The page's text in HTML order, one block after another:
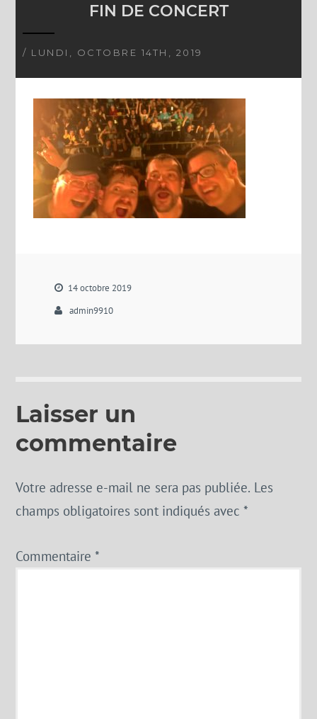
FIN DE CONCERT
/ LUNDI, OCTOBRE 14TH, 2019
14 octobre 2019
admin9910
Laisser un
commentaire
Votre adresse e-mail ne sera pas publiée. Les
champs obligatoires sont indiqués avec*
Commentaire *